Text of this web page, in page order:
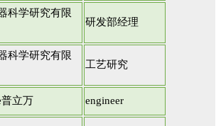
科学研究有限
研发部经理
科学研究有限
工艺研究
普立万 engineer